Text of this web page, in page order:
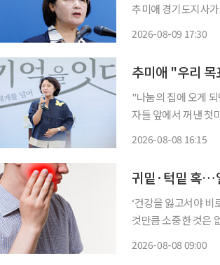
추미애 경기도지사
2026-08-09 17:30
추미애 "우리
"나눔의 집에 오게
자들 앞에서 꺼낸 첫마디였다. 8일 이투데이 취재를 종합하면
2026-08-08 16:15
귀밑·턱밑 혹…
‘건강을 잃고서야
것만큼 소중한 것은
2026-08-08 09:00